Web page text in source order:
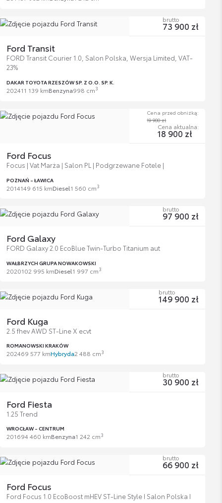
Ford Transit
FORD Transit Courier 1.0, Salon Polska, Wersja Limited, VAT-
23%
DAKAR TOYOTA RZESZÓW SP. Z O.O. SP. K.
202411 139 kmBenzyna998 cm3
brutto
73 900 zł
Ford Focus
Focus | Vat Marża | Salon PL | Podgrzewane Fotele |
POZNAŃ - ŁAWICA
2014149 615 kmDiesel1 560 cm3
Cena przed obniżką:
19 900 zł
Cena aktualna:
18 900 zł
Ford Galaxy
FORD Galaxy 2.0 EcoBlue Twin-Turbo Titanium aut
WAŁBRZYCH GRUPA NOWAKOWSKI
2020102 995 kmDiesel1 997 cm3
brutto
97 900 zł
Ford Kuga
2.5 fhev AWD ST-Line X ecvt
ROMANOWSKI KRAKÓW
202469 577 kmHybryda2 488 cm3
brutto
149 900 zł
Ford Fiesta
1.25 Trend
WROCŁAW - CENTRUM
201694 460 kmBenzyna1 242 cm3
brutto
30 900 zł
Ford Focus
Ford Focus 1.0 EcoBoost mHEV ST-Line Style I Salon Polska I
brutto
66 900 zł